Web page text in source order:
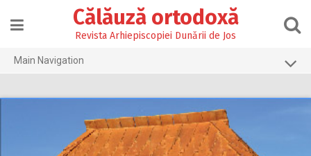
content
Călăuză ortodoxă
Revista Arhiepiscopiei Dunării de Jos
Main Navigation